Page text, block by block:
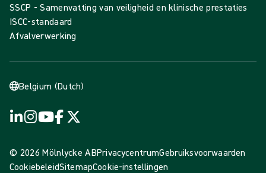
SSCP - Samenvatting van veiligheid en klinische prestaties
ISCC-standaard
Afvalverwerking
Belgium (Dutch)
© 2026 Mölnlycke ABPrivacycentrumGebruiksvoorwaarden
CookiebeleidSitemapCookie-instellingen